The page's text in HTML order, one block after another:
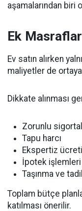
aşamalarından biri
Ek
Ev satın alırken
maliyetler de ortaya
Dikkate alınması
Zorunlu
Tapu harcı
Ekspertiz ücreti
İpotek işlemleri
Taşınma ve
Toplam bütçe
katılması önerilir.